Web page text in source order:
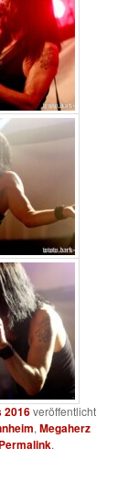
2016veröffentlicht
,Megaherz
Permalink.